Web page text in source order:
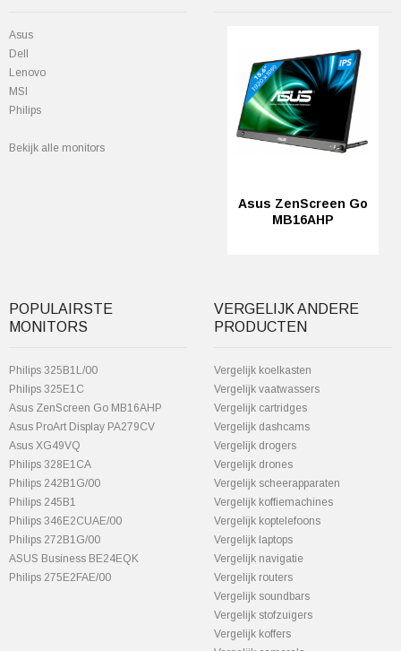
Asus
Dell
Lenovo
MSI
Philips
Bekijk alle monitors
Asus ZenScreen Go
MB16AHP
POPULAIRSTE
MONITORS
Philips 325B1L/00
Philips 325E1C
Asus ZenScreen Go MB16AHP
Asus ProArt Display PA279CV
Asus XG49VQ
Philips 328E1CA
Philips 242B1G/00
Philips 245B1
Philips 346E2CUAE/00
Philips 272B1G/00
ASUS Business BE24EQK
Philips 275E2FAE/00
VERGELIJK ANDERE
PRODUCTEN
Vergelijk koelkasten
Vergelijk vaatwassers
Vergelijk cartridges
Vergelijk dashcams
Vergelijk drogers
Vergelijk drones
Vergelijk scheerapparaten
Vergelijk koffiemachines
Vergelijk koptelefoons
Vergelijk laptops
Vergelijk navigatie
Vergelijk routers
Vergelijk soundbars
Vergelijk stofzuigers
Vergelijk koffers